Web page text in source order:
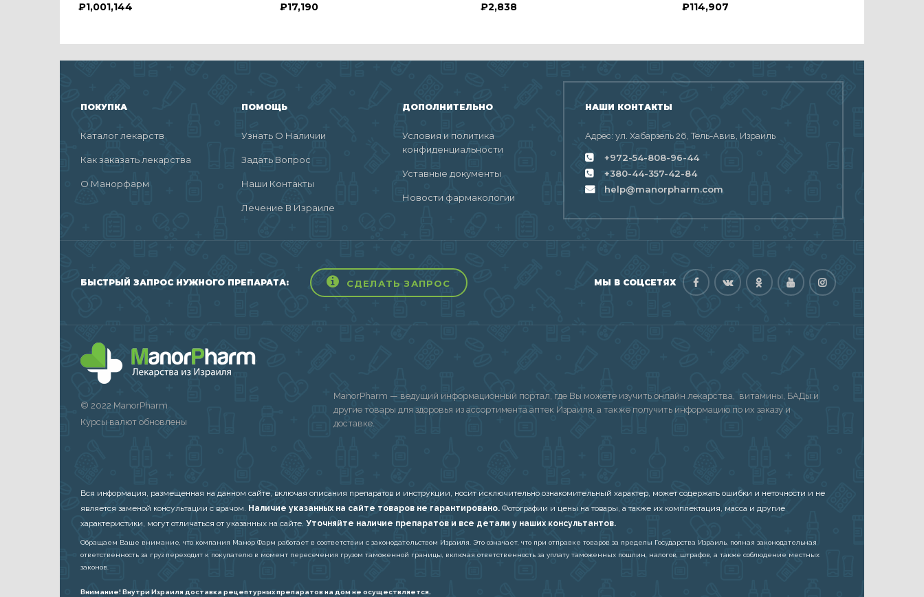
₽1,001,144 ₽17,190 ₽2,838 ₽114,907
ПОКУПКА
Каталог лекарств
Как заказать лекарства
О Манорфарм
ПОМОЩЬ
Узнать О Наличии
Задать Вопрос
Наши Контакты
Лечение В Израиле
ДОПОЛНИТЕЛЬНО
Условия и политика
конфиденциальности
Уставные документы
Новости фармакологии
НАШИ КОНТАКТЫ
Адрес: ул. Хабарзель 26, Тель-Авив, Израиль
+972-54-808-96-44
+380-44-357-42-84
help@manorpharm.com
БЫСТРЫЙ ЗАПРОС НУЖНОГО ПРЕПАРАТА: СДЕЛАТЬ ЗАПРОС МЫ В СОЦСЕТЯХ
© 2022 ManorPharm
Курсы валют обновлены
ManorPharm — ведущий информационный портал, где Вы можете изучить онлайн лекарства, витамины, БАДы и
другие товары для здоровья из ассортимента аптек Израиля, а также получить информацию по их заказу и
доставке.
Вся информация, размещенная на данном сайте, включая описания препаратов и инструкции, носит исключительно ознакомительный характер, может содержать ошибки и неточности и не
является заменой консультации с врачом. Наличие указанных на сайте товаров не гарантировано. Фотографии и цены на товары, а также их комплектация, масса и другие
характеристики, могут отличаться от указанных на сайте. Уточняйте наличие препаратов и все детали у наших консультантов.
Обращаем Ваше внимание, что компания Манор Фарм работает в соответствии с законодательством Израиля. Это означает, что при отправке товаров за пределы Государства Израиль, полная законодательная
ответственность за груз переходит к покупателю в момент пересечения грузом таможенной границы, включая ответственность за уплату таможенных пошлин, налогов, штрафов, а также соблюдение местных
законов.
Внимание! Внутри Израиля доставка рецептурных препаратов на дом не осуществляется.